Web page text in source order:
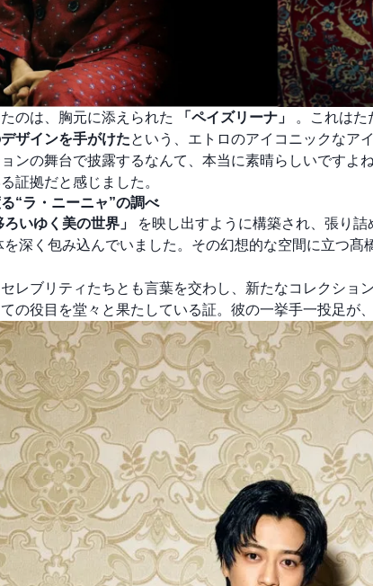
のは、胸元に添えられた 「ペイズリーナ」 。これはた
ザインを手がけたという、エトロのアイコニックなア
ンの舞台で披露するなんて、本当に素晴らしいですよ
証拠だと感じました。
“ラ・ニーニャ”の調べ
ろいゆく美の世界」 を映し出すように構築され、張り
深く包み込んでいました。その幻想的な空間に立つ髙
レブリティたちとも言葉を交わし、新たなコレクショ
の役目を堂々と果たしている証。彼の一挙手一投足が